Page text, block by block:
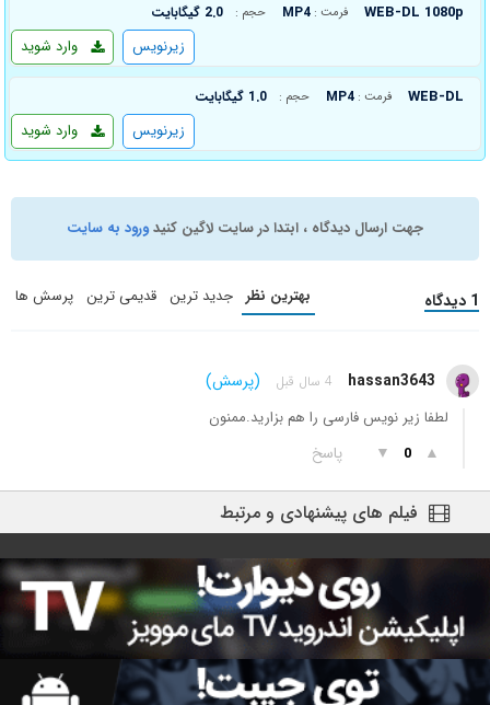
WEB-DL 1080p فرمت : MP4 حجم : 2.0 گیگابایت
وارد شوید زیرنویس
WEB-DL فرمت : MP4 حجم : 1.0 گیگابایت
وارد شوید زیرنویس
جهت ارسال دیدگاه ، ابتدا در سایت لاگین کنیدورود به سایت
1 دیدگاه بهترین نظر جدید ترین قدیمی ترین پرسش ها
hassan3643 4 سال قبل (پرسش)
لطفا زیر نویس فارسی را هم بزارید.ممنون
▲
0
▼ پاسخ
فیلم های پیشنهادی و مرتبط